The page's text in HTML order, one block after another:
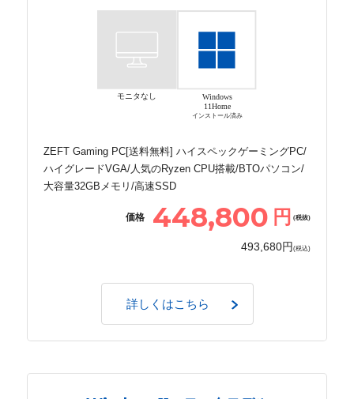
モニタなし
Windows
11Home
インストール済み
ZEFT Gaming PC[送料無料] ハイスペックゲーミングPC/
ハイグレードVGA/人気のRyzen CPU搭載/BTOパソコン/
大容量32GBメモリ/高速SSD
価格 448,800 円 (税抜)
493,680円 (税込)
詳しくはこちら